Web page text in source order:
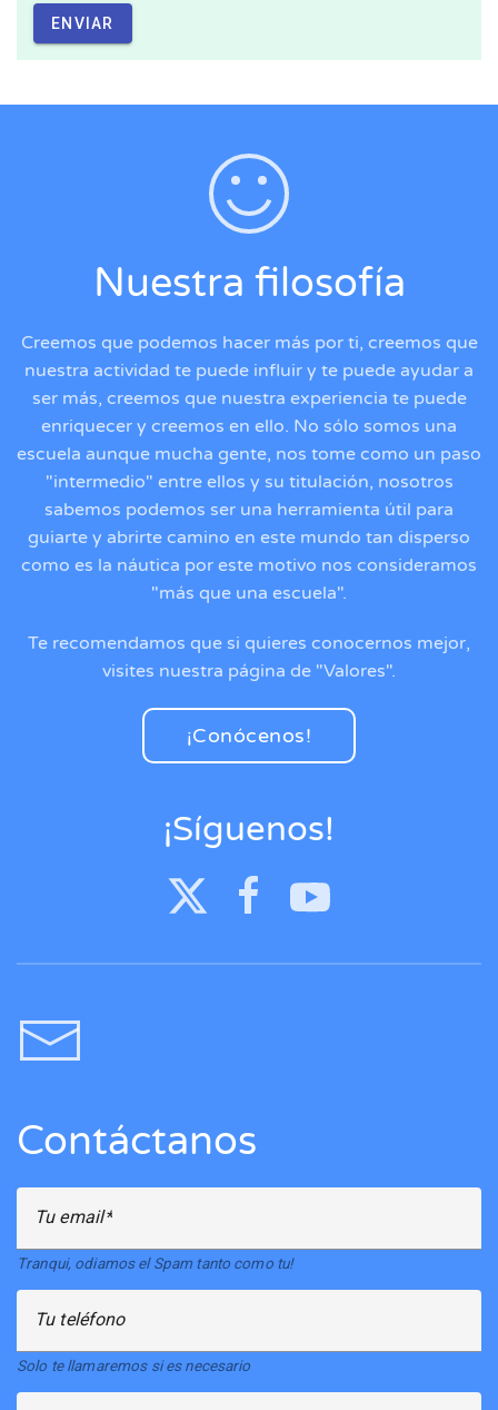
ENVIAR
Nuestra filosofía
Creemos que podemos hacer más por ti, creemos que
nuestra actividad te puede influir y te puede ayudar a
ser más, creemos que nuestra experiencia te puede
enriquecer y creemos en ello. No sólo somos una
escuela aunque mucha gente, nos tome como un paso
"intermedio" entre ellos y su titulación, nosotros
sabemos podemos ser una herramienta útil para
guiarte y abrirte camino en este mundo tan disperso
como es la náutica por este motivo nos consideramos
"más que una escuela".
Te recomendamos que si quieres conocernos mejor,
visites nuestra página de "Valores".
¡Conócenos!
¡Síguenos!
Contáctanos
Tu email
Tranqui, odiamos el Spam tanto como tu!
Tu teléfono
Solo te llamaremos si es necesario